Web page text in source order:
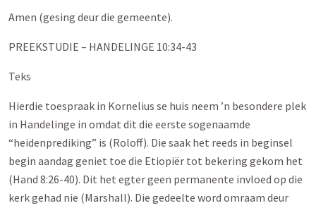
Amen (gesing deur die gemeente).
PREEKSTUDIE – HANDELINGE 10:34-43
Teks
Hierdie toespraak in Kornelius se huis neem ’n besondere plek
in Handelinge in omdat dit die eerste sogenaamde
“heidenprediking” is (Roloff). Die saak het reeds in beginsel
begin aandag geniet toe die Etiopiër tot bekering gekom het
(Hand 8:26-40). Dit het egter geen permanente invloed op die
kerk gehad nie (Marshall). Die gedeelte word omraam deur